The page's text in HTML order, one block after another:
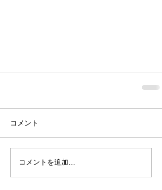
コメント
コメントを追加…